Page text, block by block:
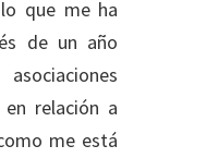
que me ha
de un año
relación a
me está